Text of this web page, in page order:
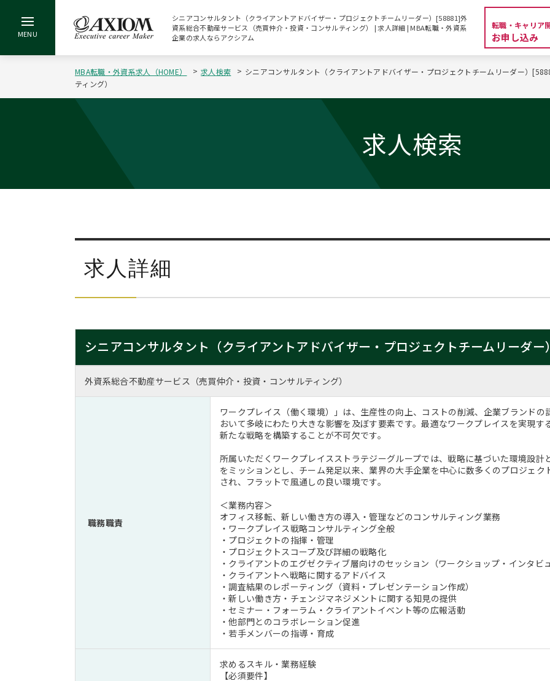
シニアコンサルタント（クライアントアドバイザー・プロジェクトチームリーダー）[58881]外
資系総合不動産サービス（売買仲介・投資・コンサルティング） | 求人詳細 | MBA転職・外資系
企業の求人ならアクシアム
転職・キャリア
お申し込み
MBA転職・外資系求人（HOME） 求人検索
シニアコンサルタント（クライアントアドバイザー・プロジェクトチームリーダー）
ティング）
求人検索
求人詳細
シニアコンサルタント（クライアントアドバイザー・プロジェクトチームリーダー
外資系総合不動産サービス（売買仲介・投資・コンサルティング）
職務職責
ワークプレイス（働く環境）」は、生産性の向上、コストの削減、企業ブランド
おいて多岐にわたり大きな影響を及ぼす要素です。最適なワークプレイスを実現す
新たな戦略を構築することが不可欠です。
所属いただくワークプレイスストラテジーグループでは、戦略に基づいた環境設
をミッションとし、チーム発足以来、業界の大手企業を中心に数多くのプロジェ
され、フラットで風通しの良い環境です。
＜業務内容＞
オフィス移転、新しい働き方の導入・管理などのコンサルティング業務
・ワークプレイス戦略コンサルティング全般
・プロジェクトの指揮・管理
・プロジェクトスコープ及び詳細の戦略化
・クライアントのエグゼクティブ層向けのセッション（ワークショップ・インタビ
・クライアントへ戦略に関するアドバイス
・調査結果のレポーティング（資料・プレゼンテーション作成）
・新しい働き方・チェンジマネジメントに関する知見の提供
・セミナー・フォーラム・クライアントイベント等の広報活動
・他部門とのコラボレーション促進
・若手メンバーの指導・育成
求めるスキル・業務経験
【必須要件】